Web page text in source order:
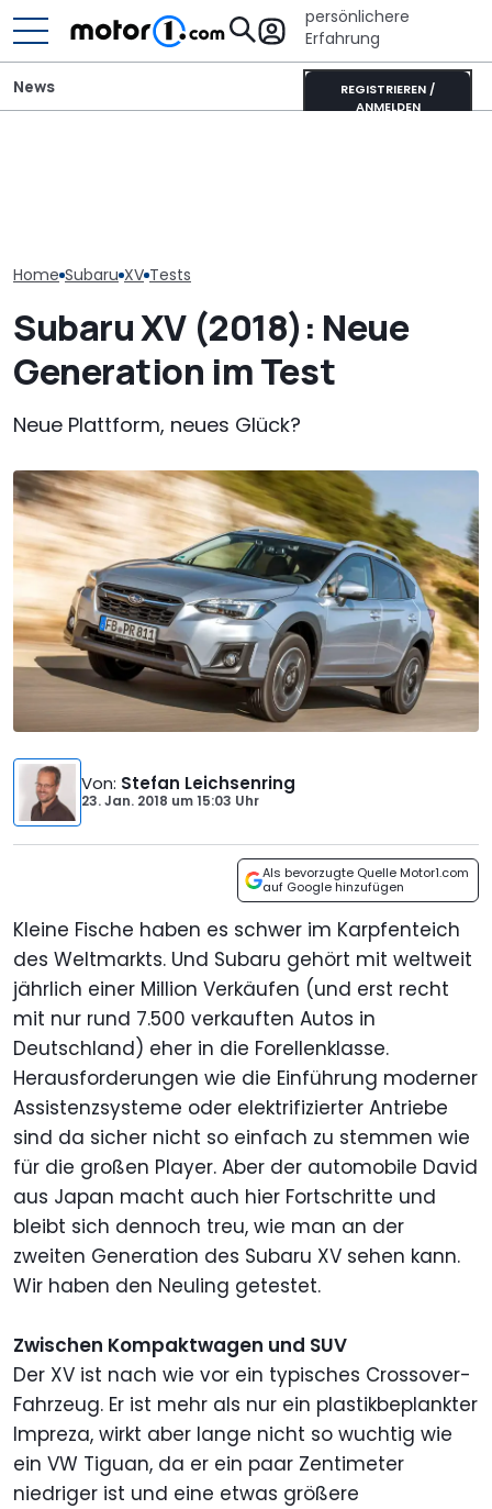
persönlichere
Erfahrung
REGISTRIEREN /
ANMELDEN
News
Home Subaru XV Tests
Subaru XV (2018): Neue
Generation im Test
Neue Plattform, neues Glück?
Von: Stefan Leichsenring
23. Jan. 2018 um15:03 Uhr
Als bevorzugte Quelle Motor1.com
auf Google hinzufügen
Kleine Fische haben es schwer im Karpfenteich
des Weltmarkts. Und Subaru gehört mit weltweit
jährlich einer Million Verkäufen (und erst recht
mit nur rund 7.500 verkauften Autos in
Deutschland) eher in die Forellenklasse.
Herausforderungen wie die Einführung moderner
Assistenzsysteme oder elektrifizierter Antriebe
sind da sicher nicht so einfach zu stemmen wie
für die großen Player. Aber der automobile David
aus Japan macht auch hier Fortschritte und
bleibt sich dennoch treu, wie man an der
zweiten Generation des Subaru XV sehen kann.
Wir haben den Neuling getestet.
Zwischen Kompaktwagen und SUV
Der XV ist nach wie vor ein typisches Crossover-
Fahrzeug. Er ist mehr als nur ein plastikbeplankter
Impreza, wirkt aber lange nicht so wuchtig wie
ein VW Tiguan, da er ein paar Zentimeter
niedriger ist und eine etwas größere